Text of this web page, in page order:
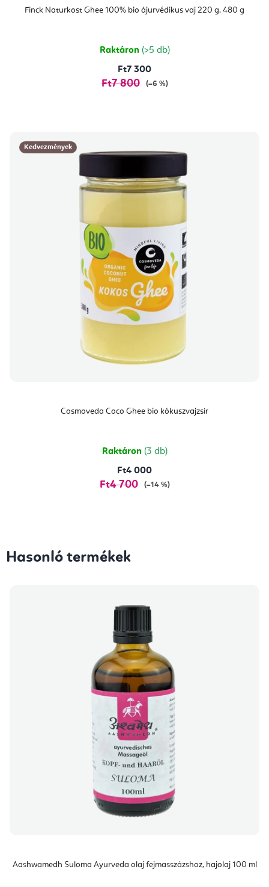
Finck Naturkost Ghee 100% bio ájurvédikus vaj 220 g, 480 g
átlagos
értékelése
csillag.
Raktáron (>5 db)
Ft7 300
Ft7 800 (–6 %)
Kedvezmények
Cosmoveda Coco Ghee bio kókuszvajzsír
Raktáron (3 db)
Ft4 000
Ft4 700 (–14 %)
Hasonló termékek
Aashwamedh Suloma Ayurveda olaj fejmasszázshoz, hajolaj 100 ml